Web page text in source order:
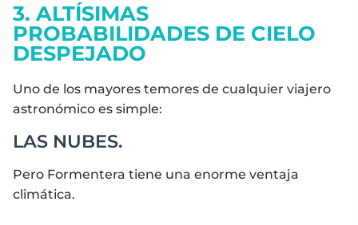
3. ALTÍSIMAS
PROBABILIDADES DE CIELO
DESPEJADO
Uno de los mayores temores de cualquier viajero
astronómico es simple:
LAS NUBES.
Pero Formentera tiene una enorme ventaja
climática.